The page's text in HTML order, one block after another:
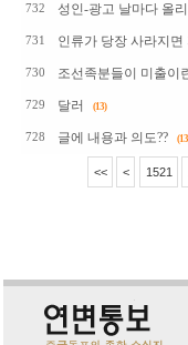
732 성인-광고 날마다 올
731 인류가 당장 사라지면
730 조선족분들이 미출이
729 달러 (13)
728 글에 내용과 의도??
<< < 1521